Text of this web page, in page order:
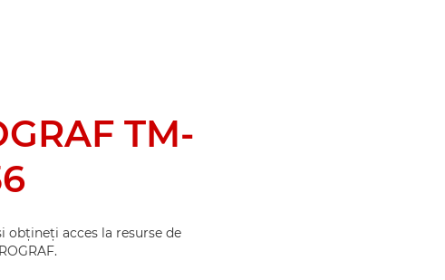
TM-
obţineţi acces la resurse de